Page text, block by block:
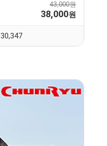
43,000원
38,000원
30,347